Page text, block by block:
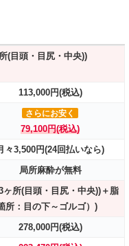
(目頭・目尻・中央))
113,000円(税込)
さらにお安く
79,100円(税込)
々3,500円(24回払いなら)
局所麻酔が無料
所(目頭・目尻・中央))＋脂
所：目の下～ゴルゴ）)
278,000円(税込)